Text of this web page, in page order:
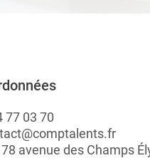
77 03 70
avenue des Champs